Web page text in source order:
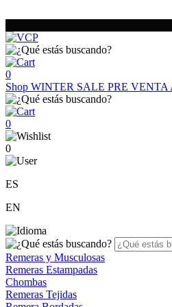
0
Shop WINTER SALE PRE VENTA
0
0
ES
EN
Remeras y Musculosas
Remeras Estampadas
Chombas
Remeras Tejidas